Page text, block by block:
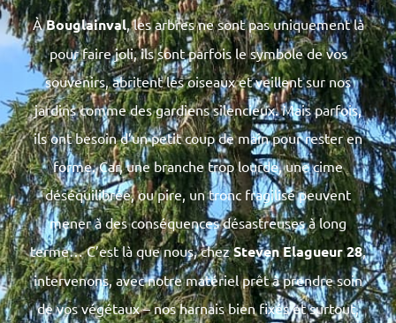
ÀBouglainval, les arbres ne sont pas uniquement là
pour faire joli, ils sont parfois le symbole de vos
souvenirs, abritent les oiseaux et veillent sur nos
jardins comme des gardiens silencieux. Mais parfois,
ils ont besoin d’un petit coup de main pour rester en
forme. Car, une branche trop lourde, une cime
déséquilibrée, ou pire, un tronc fragilisé peuvent
mener à des conséquences désastreuses à long
terme… C’est là que nous, chezSteven Elagueur 28,
intervenons, avec notre matériel prêt à prendre soin
de vos végétaux – nos harnais bien fixés et surtout,